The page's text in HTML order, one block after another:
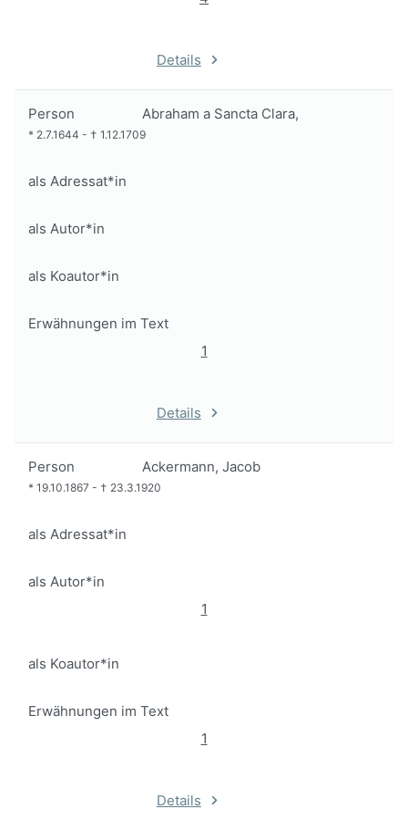
Details
Person Abraham a Sancta Clara,
* 2.7.1644 - † 1.12.1709
als Adressat*in
als Autor*in
als Koautor*in
Erwähnungen im Text
1
Details
Person Ackermann, Jacob
* 19.10.1867 - † 23.3.1920
als Adressat*in
als Autor*in
1
als Koautor*in
Erwähnungen im Text
1
Details